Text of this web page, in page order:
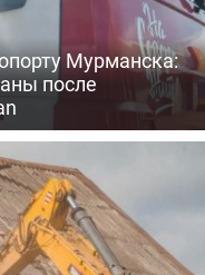
Мурманска:
после